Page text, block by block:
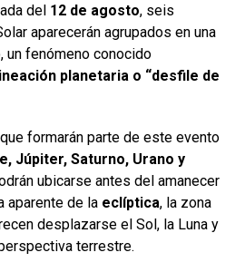
del 12 de agosto, seis
aparecerán agrupados en una
un fenómeno conocido
planetaria o “desfile de
formarán parte de este evento
Júpiter, Saturno, Urano y
ubicarse antes del amanecer
aparente de la eclíptica, la zona
desplazarse el Sol, la Luna y
terrestre.